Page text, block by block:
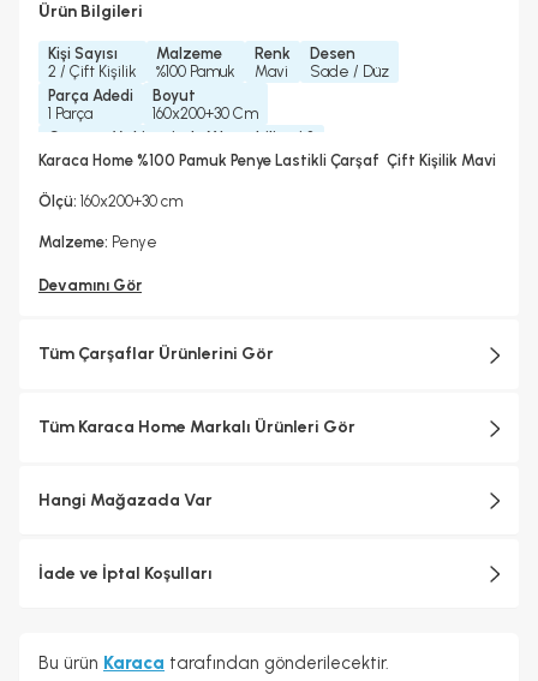
Ürün Bilgileri
Kişi Sayısı
2 / Çift Kişilik
Malzeme
%100 Pamuk
Renk
Mavi
Desen
Sade / Düz
Parça Adedi
1 Parça
Boyut
160x200+30 Cm
Çamaşır Makinesinde Yıkanabilir mi ?
Evet
Hayır
Hayır
Karaca Home %100 Pamuk Penye Lastikli Çarşaf Çift Kişilik Mavi
Ölçü: 160x200+30 cm
Malzeme: Penye
Devamını Gör
Tüm Çarşaflar Ürünlerini Gör
Tüm Karaca Home Markalı Ürünleri Gör
Hangi Mağazada Var
İade ve İptal Koşulları
Bu ürün Karaca tarafından gönderilecektir.